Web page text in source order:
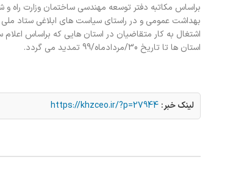
براساس مکاتبه دفتر توسعه مهندسی ساختمان وزارت راه
بهداشت عمومی و در راستای سیاست های ابلاغی ستاد ملی
استان ها تا تاریخ 30/مردادماه/99 تمدید می گردد.
لینک خبر: https://khzceo.ir/?p=27944